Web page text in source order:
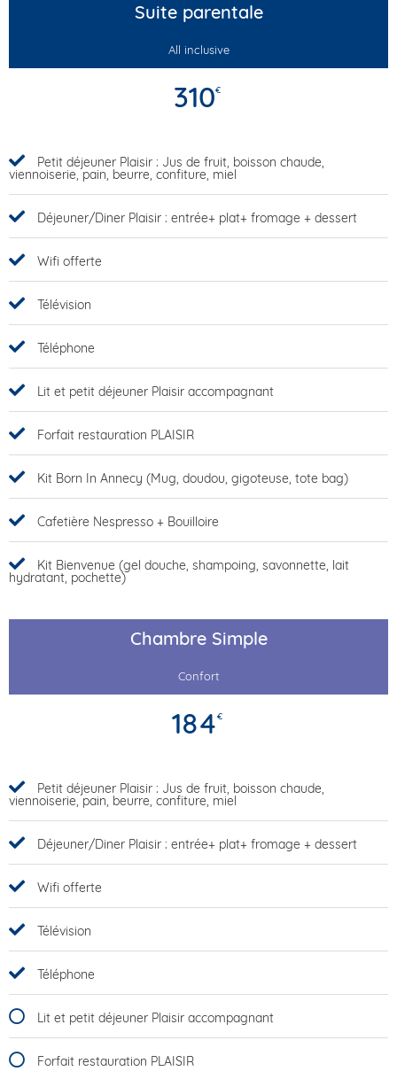
Suite parentale
All inclusive
310€
Petit déjeuner Plaisir : Jus de fruit, boisson chaude,
viennoiserie, pain, beurre, confiture, miel
Déjeuner/Diner Plaisir : entrée+ plat+ fromage + dessert
Wifi offerte
Télévision
Téléphone
Lit et petit déjeuner Plaisir accompagnant
Forfait restauration PLAISIR
Kit Born In Annecy (Mug, doudou, gigoteuse, tote bag)
Cafetière Nespresso + Bouilloire
Kit Bienvenue (gel douche, shampoing, savonnette, lait
hydratant, pochette)
Chambre Simple
Confort
184€
Petit déjeuner Plaisir : Jus de fruit, boisson chaude,
viennoiserie, pain, beurre, confiture, miel
Déjeuner/Diner Plaisir : entrée+ plat+ fromage + dessert
Wifi offerte
Télévision
Téléphone
Lit et petit déjeuner Plaisir accompagnant
Forfait restauration PLAISIR